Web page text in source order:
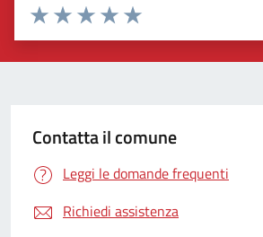
Valuta 5 stelle su 5
Valuta 4 stelle su 5
Valuta 3 stelle su 5
Valuta 2 stelle su 5
Valuta 1 stelle su 5
Contatta il comune
Leggi le domande frequenti
Richiedi assistenza